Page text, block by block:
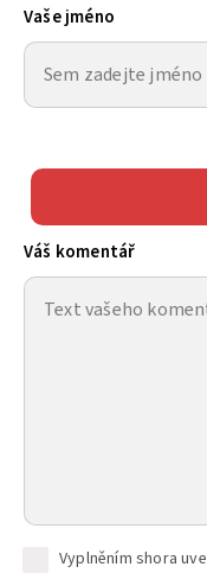
Vaše jméno
Váš komentář